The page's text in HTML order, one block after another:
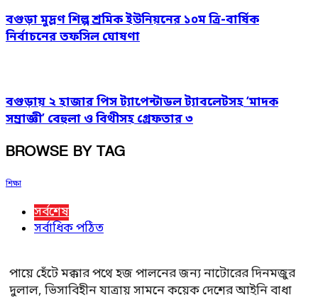
বগুড়া মুদ্রণ শিল্প শ্রমিক ইউনিয়নের ১০ম ত্রি-বার্ষিক
নির্বাচনের তফসিল ঘোষণা
বগুড়ায় ২ হাজার পিস ট্যাপেন্টাডল ট্যাবলেটসহ ‘মাদক
সম্রাজ্ঞী’ বেহুলা ও বিথীসহ গ্রেফতার ৩
BROWSE BY TAG
শিক্ষা
সর্বশেষ
সর্বাধিক পঠিত
পায়ে হেঁটে মক্কার পথে হজ পালনের জন্য নাটোরের দিনমজুর
দুলাল, ভিসাবিহীন যাত্রায় সামনে কয়েক দেশের আইনি বাধা